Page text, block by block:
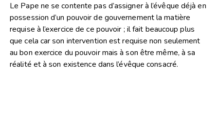
Le Pape ne se contente pas d’assigner à l’évêque déjà en
possession d’un pouvoir de gouvernement la matière
requise à l’exercice de ce pouvoir ; il fait beaucoup plus
que cela car son intervention est requise non seulement
au bon exercice du pouvoir mais à son être même, à sa
réalité et à son existence dans l’évêque consacré.